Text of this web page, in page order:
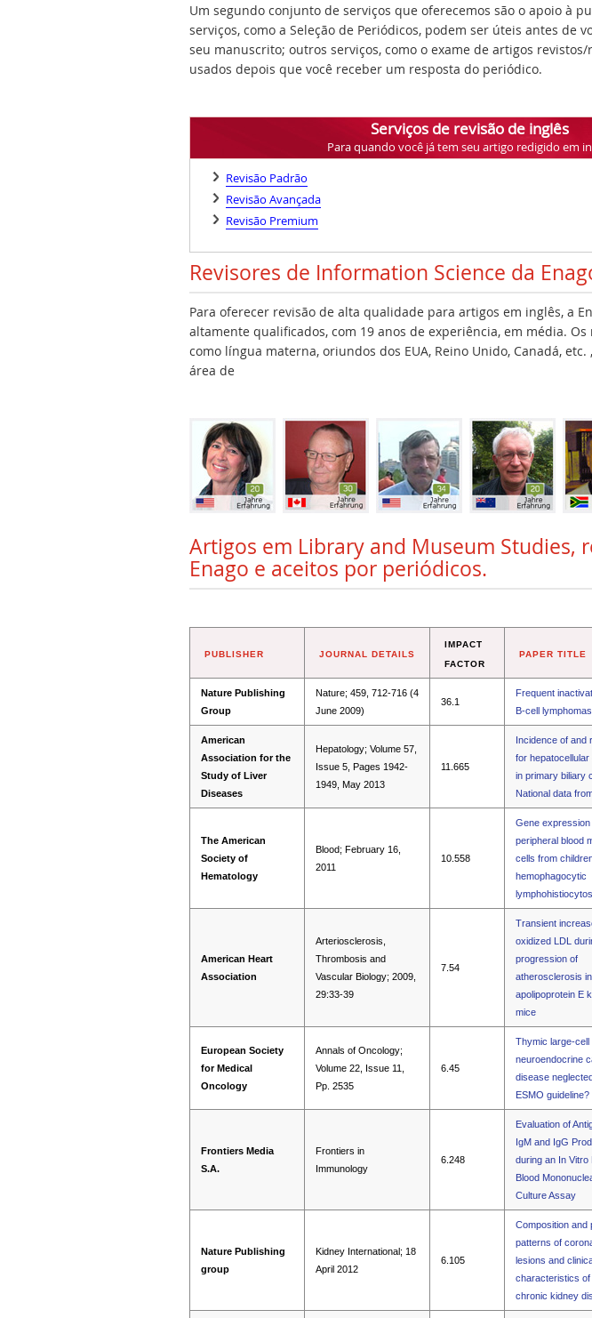
Um segundo conjunto de serviços que oferecemos são o apoio à
serviços, como a Seleção de Periódicos, podem ser úteis antes de
seu manuscrito; outros serviços, como o exame de artigos
usados depois que você receber um resposta do periódico.
Serviços de revisão de inglês
Para quando você já tem seu artigo redigido em
Revisão Padrão
Revisão Avançada
Revisão Premium
Revisores de Information Science da
Para oferecer revisão de alta qualidade para artigos em inglês, a
altamente qualificados, com 19 anos de experiência, em média.
como língua materna, oriundos dos EUA, Reino Unido, Canadá, etc.
área de
Artigos em Library and Museum Studies,
Enago e aceitos por periódicos.
PUBLISHER JOURNAL DETAILS
IMPACT
FACTOR
PAPER TITLE
Nature Publishing
Group
Nature; 459, 712-716 (4
June 2009)
36.1
Frequent
B-cell lymphomas
American
Association for the
Study of Liver
Diseases
Hepatology; Volume 57,
Issue 5, Pages 1942-
1949, May 2013
11.665
Incidence of and
for
in primary biliary
National data
The American
Society of
Hematology
Blood; February 16,
2011
10.558
Gene expression
peripheral blood
cells from
hemophagocytic
American Heart
Association
Arteriosclerosis,
Thrombosis and
Vascular Biology; 2009,
29:33-39
7.54
Transient
oxidized LDL
progression of
atherosclerosis in
apolipoprotein E
mice
European Society
for Medical
Oncology
Annals of Oncology;
Volume 22, Issue 11,
Pp. 2535
6.45
Thymic large-cell
neuroendocrine
disease
ESMO guideline?
Frontiers Media
S.A.
Frontiers in
Immunology
6.248
Evaluation of
IgM and IgG
during an In Vitro
Blood
Culture Assay
Nature Publishing
group
Kidney International; 18
April 2012
6.105
Composition and
patterns of
lesions and
characteristics of
chronic kidney